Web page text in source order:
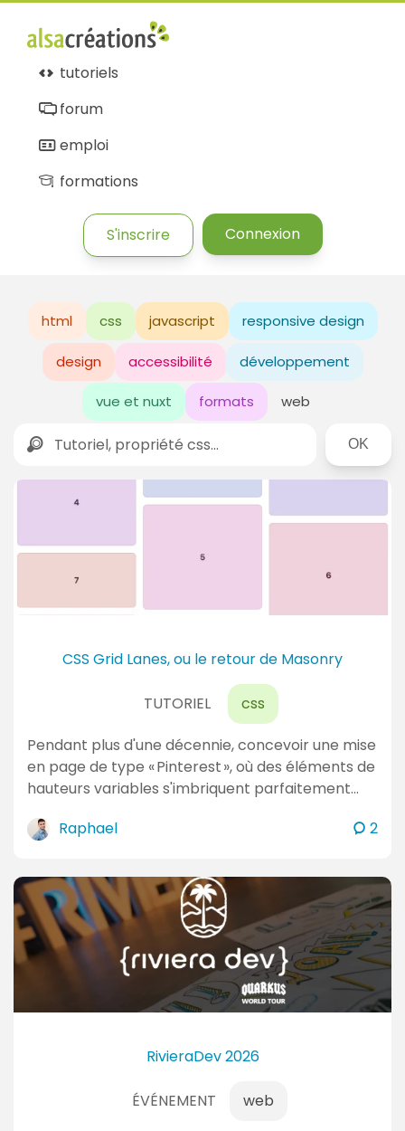
Alsacréations
tutoriels
forum
emploi
formations
S'inscrire Connexion
html css javascript responsive design
design accessibilité développement
vue et nuxt formats web
Rechercher
D
r
i
l
i
t
é
CSS Grid Lanes, ou le retour de Masonry
TUTORIEL css
Pendant plus d'une décennie, concevoir une mise
en page de type « Pinterest », où des éléments de
hauteurs variables s'imbriquent parfaitement…
Raphael
2c
m
e
n
t
i
RivieraDev 2026
ÉVÉNEMENT web